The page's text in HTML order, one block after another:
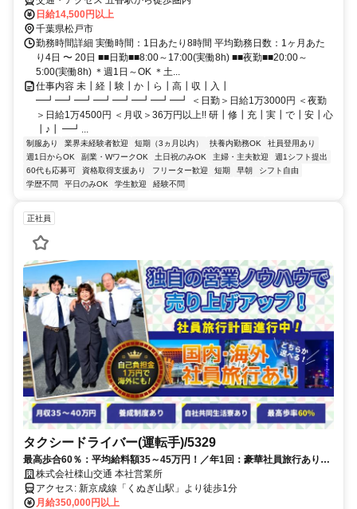
日給14,500円以上
千葉県松戸市
勤務時間詳細 実働時間：1日あたり8時間 平均勤務日数：1ヶ月あた
り4日 〜 20日 ■■日勤■■8:00～17:00(実働8h) ■■夜勤■■20:00～
5:00(実働8h) ＊週1日～OK ＊土...
仕事内容 未┃経┃験┃か┃ら┃高┃収┃入┃
━┛━┛━┛━┛━┛━┛━┛━┛ ＜日勤＞日給1万3000円 ＜夜勤
＞日給1万4500円 ＜月収＞36万円以上!! 研┃修┃充┃実┃で┃安┃心
┃♪┃ ━┛...
制服あり 業界未経験者歓迎 短期（3ヵ月以内） 扶養内勤務OK
社員登用あり
週1日からOK
副業・WワークOK 土日祝のみOK 主婦・主夫歓迎
週1シフト提出
60代も応募可
資格取得支援あり フリーター歓迎 短期 早朝
シフト自由
学歴不問
平日のみOK 学生歓迎 経験不問
正社員
タクシードライバー(運転手)/5329
最高歩合60％：平均給料額35～45万円！／年1回：豪華社員旅行あり／
自社共同生活寮あり
株式会社檪山交通 本社営業所
アクセス: 新京成線「くぬぎ山駅」より徒歩1分
月給350,000円以上